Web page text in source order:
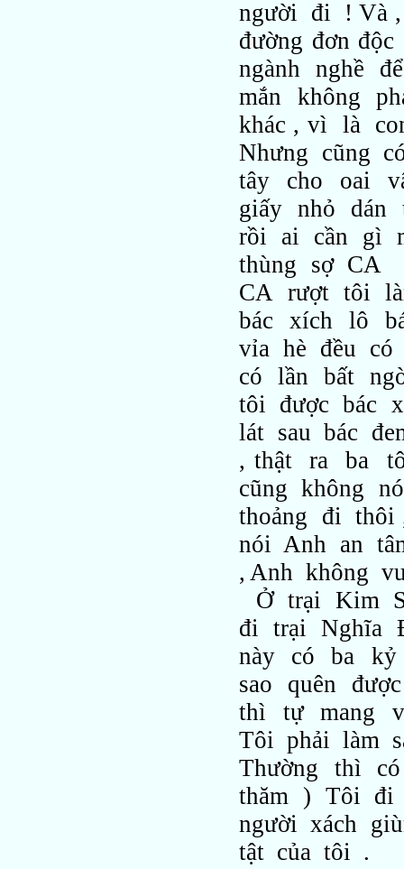
người đi ! Và
đường đơn
ngành nghề
mắn không
khác , vì là
Nhưng cũng
tây cho oai
giấy nhỏ dán
rồi ai cần gì
thùng sợ CA
CA rượt tôi
bác xích lô
vỉa hè đều
có lần bất
tôi được bác
lát sau bác
, thật ra ba
cũng không
thoảng đi
nói Anh an
, Anh không
Ở trại Kim
đi trại Nghĩa
này có ba
sao quên
thì tự mang
Tôi phải làm
Thường thì
thăm ) Tôi đi
người xách
tật của tôi .